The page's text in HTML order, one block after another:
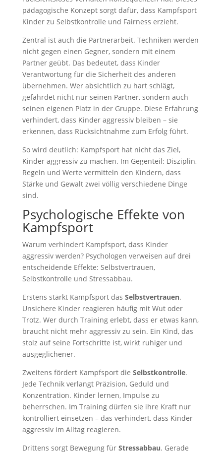
pädagogische Konzept sorgt dafür, dass Kampfsport
Kinder zu Selbstkontrolle und Fairness erzieht.
Zentral ist auch die Partnerarbeit. Techniken werden
nicht gegen einen Gegner, sondern mit einem
Partner geübt. Das bedeutet, dass Kinder
Verantwortung für die Sicherheit des anderen
übernehmen. Wer absichtlich zu hart schlägt,
gefährdet nicht nur seinen Partner, sondern auch
seinen eigenen Platz in der Gruppe. Diese Erfahrung
verhindert, dass Kinder aggressiv bleiben – sie
erkennen, dass Rücksichtnahme zum Erfolg führt.
So wird deutlich: Kampfsport hat nicht das Ziel,
Kinder aggressiv zu machen. Im Gegenteil: Disziplin,
Regeln und Werte vermitteln den Kindern, dass
Stärke und Gewalt zwei völlig verschiedene Dinge
sind.
Psychologische Effekte von
Kampfsport
Warum verhindert Kampfsport, dass Kinder
aggressiv werden? Psychologen verweisen auf drei
entscheidende Effekte: Selbstvertrauen,
Selbstkontrolle und Stressabbau.
Erstens stärkt Kampfsport das Selbstvertrauen.
Unsichere Kinder reagieren häufig mit Wut oder
Trotz. Wer durch Training erlebt, dass er etwas kann,
braucht nicht mehr aggressiv zu sein. Ein Kind, das
stolz auf seine Fortschritte ist, wirkt ruhiger und
ausgeglichener.
Zweitens fördert Kampfsport die Selbstkontrolle.
Jede Technik verlangt Präzision, Geduld und
Konzentration. Kinder lernen, Impulse zu
beherrschen. Im Training dürfen sie ihre Kraft nur
kontrolliert einsetzen – das verhindert, dass Kinder
aggressiv im Alltag reagieren.
Drittens sorgt Bewegung für Stressabbau. Gerade